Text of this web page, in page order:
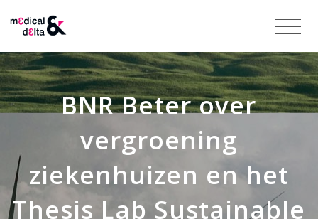
BNR Beter over
vergroening
ziekenhuizen en het
Thesis Lab Sustainable